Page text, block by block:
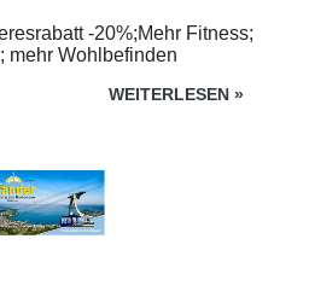
-20%;Mehr Fitness;
mehr Wohlbefinden
WEITERLESEN »